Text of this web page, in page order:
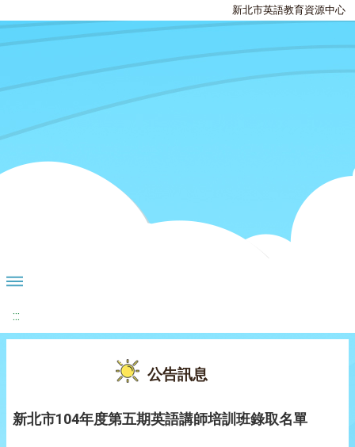
新北市英語教育資源中心
:::
公告訊息
新北市104年度第五期英語講師培訓班錄取名單